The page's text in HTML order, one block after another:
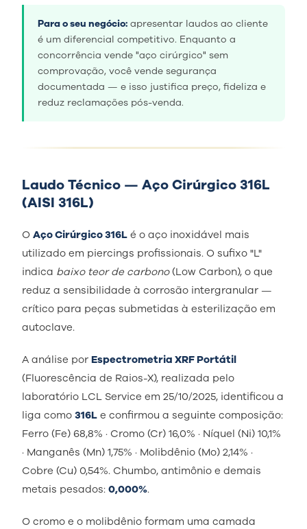
Para o seu negócio: apresentar laudos ao cliente
é um diferencial competitivo. Enquanto a
concorrência vende "aço cirúrgico" sem
comprovação, você vende segurança
documentada — e isso justifica preço, fideliza e
reduz reclamações pós-venda.
Laudo Técnico — Aço Cirúrgico 316L
(AISI 316L)
O Aço Cirúrgico 316L é o aço inoxidável mais
utilizado em piercings profissionais. O sufixo "L"
indica baixo teor de carbono(Low Carbon), o que
reduz a sensibilidade à corrosão intergranular —
crítico para peças submetidas à esterilização em
autoclave.
A análise por Espectrometria XRF Portátil
(Fluorescência de Raios-X), realizada pelo
laboratório LCL Service em 25/10/2025, identificou a
liga como 316L e confirmou a seguinte composição:
Ferro (Fe) 68,8% · Cromo (Cr) 16,0% · Níquel (Ni) 10,1%
· Manganês (Mn) 1,75% · Molibdênio (Mo) 2,14% ·
Cobre (Cu) 0,54%. Chumbo, antimônio e demais
metais pesados: 0,000%.
O cromo e o molibdênio formam uma camada